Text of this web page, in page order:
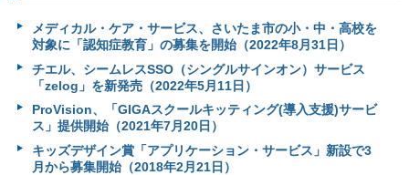
メディカル・ケア・サービス、さいたま市の小・中・高校を
対象に「認知症教育」の募集を開始（2022年8月31日）
チエル、シームレスSSO（シングルサインオン）サービス
「zelog」を新発売（2022年5月11日）
ProVision、「GIGAスクールキッティング(導入支援)サービ
ス」提供開始（2021年7月20日）
キッズデザイン賞「アプリケーション・サービス」新設で3
月から募集開始（2018年2月21日）